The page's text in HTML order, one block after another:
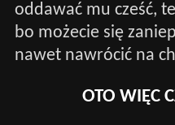
oddawać mu cześć,
bo możecie się
nawet nawrócić na
OTO WIĘC